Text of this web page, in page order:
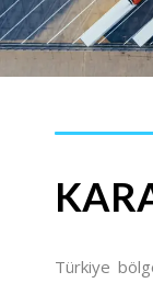
Türkiye